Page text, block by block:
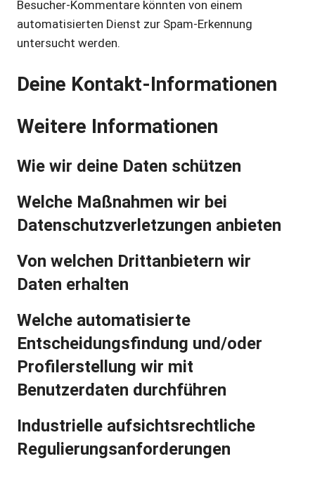
Besucher-Kommentare könnten von einem
automatisierten Dienst zur Spam-Erkennung
untersucht werden.
Deine Kontakt-Informationen
Weitere Informationen
Wie wir deine Daten schützen
Welche Maßnahmen wir bei
Datenschutzverletzungen anbieten
Von welchen Drittanbietern wir
Daten erhalten
Welche automatisierte
Entscheidungsfindung und/oder
Profilerstellung wir mit
Benutzerdaten durchführen
Industrielle aufsichtsrechtliche
Regulierungsanforderungen